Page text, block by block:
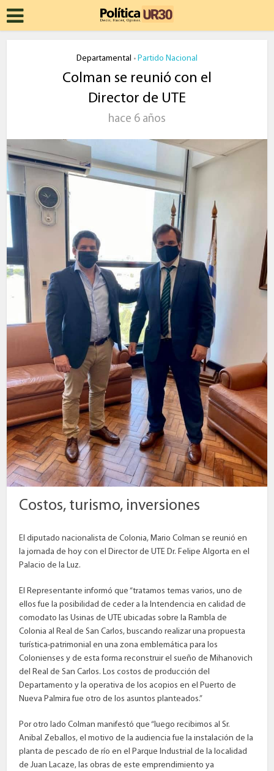
Departamental • Partido Nacional
Colman se reunió con el
Director de UTE
hace 6 años
Costos, turismo, inversiones
El diputado nacionalista de Colonia, Mario Colman se reunió en
la jornada de hoy con el Director de UTE Dr. Felipe Algorta en el
Palacio de la Luz.
El Representante informó que “tratamos temas varios, uno de
ellos fue la posibilidad de ceder a la Intendencia en calidad de
comodato las Usinas de UTE ubicadas sobre la Rambla de
Colonia al Real de San Carlos, buscando realizar una propuesta
turística-patrimonial en una zona emblemática para los
Colonienses y de esta forma reconstruir el sueño de Mihanovich
del Real de San Carlos. Los costos de producción del
Departamento y la operativa de los acopios en el Puerto de
Nueva Palmira fue otro de los asuntos planteados.”
Por otro lado Colman manifestó que “luego recibimos al Sr.
Anibal Zeballos, el motivo de la audiencia fue la instalación de la
planta de pescado de río en el Parque Industrial de la localidad
de Juan Lacaze, las obras de este emprendimiento ya